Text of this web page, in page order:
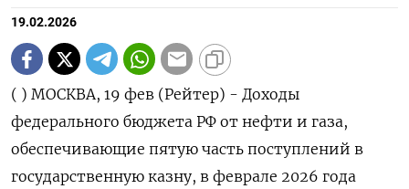
19.02.2026
( ) МОСКВА, 19 фев (Рейтер) - Доходы федерального бюджета РФ от нефти и газа, обеспечивающие пятую часть поступлений в государственную казну, в феврале 2026 года упадут на 0,37 триллиона рублей (-47%) к уровню февраля 2025 года до 0,41 триллиона рублей, показал ‌расчет Рейтер. Снижение нефтегазовых доходов бюджета, которое развивалось в течение 2025 года, обусловлено укреплением курса рубля и снижением международных котировок нефти, определяющих ставки нефтегазовых налогов. Всего за январь-февраль 2026 года нефтегазовые доходы бюджета, как ожидается, составят 0,80 ​триллиона рублей против 1,56 триллиона рублей ​за январь-февраль 2025 года. При этом ​февральские сборы ⁠нефтегазовых налогов вырастут относительно января, по расчетам Рейтер, на 12 миллиардов рублей (+3,1%) - главным ‌образом за счёт отрицательного значения демпфирующей надбавки. В текущем ‌месяце по январскому демпферу нефтяники заплатят государству, а не наоборот, как это обычно происходит. В феврале государству ​причитается около 25 миллиардов по демпферу против 16 миллиардов, полученных нефтяниками в прошлом месяце. Взаиморасчеты ‌по демпферу в феврале будут в пользу государственного бюджета впервые с февраля 2021 года. Смена знака демпферной ​надбавки даст бюджету в общей сложности около 42 миллиардов. Без эффекта обратного демпфера сумма сборов в ‌феврале оказалась бы ниже январского показателя, поскольку основной элемент - налог на добычу полезных ископаемых (НДПИ) для нефтяного сырья в феврале (за январскую добычу) снизится по сравнению с предыдущим месяцем на ​40 миллиардов рублей (-12%) ориентировочно ​до 0,29 триллиона рублей. Суммы ‌по январским нефтегазовым налогам должны быть уплачены в составе единого налогового платежа (ЕНП) не позднее 2 марта. Фактические ​данные о нефтегазовых доходах бюджета в феврале Минфин опубликует в начале марта. Бюджет РФ на 2026 год предполагает поступление нефтегазовых доходов в размере 8,918 триллиона рублей при общей сумме доходов 40,283 триллиона рублей. Ниже приводятся сведения о фактических нефтегазовых доходах федерального бюджета РФ за период январь-декабрь 2025 года и январь 2026 (по данным Минфина), а также предварительная оценка Рейтер налоговых поступлений в феврале 2026 года (в миллиардах рублей): По ян фе ма ап ма ию ию ав се ок но де ян ФЕ фе фе фе фе ∑ ∑ ян ян ка в в р р й н л г н т я к в ВР в/ в/ в в ян ян в- в- за 25 25 25 25 25 25 25 25 25 25 25 25 26 АЛ ян ян 26 26 в- в- фе фе те Ь в в /2 /2 фе фе в в ли 26 26 26 5 5 в в 26 26 г г г +/ % 26 25 /2 /2 - +/ % - г г 5 5 ПР - +/ % ОГ - НО З* - 95 Не 78 77 1. 1. 51 49 78 50 58 88 53 44 39 40 12 3, -3 -4 79 1. -7 -4 фт 9, 1, 08 08 2, 4, 7, 5, 2, 8, 0, 7, 3, 5, ,0 1 66 7, 8, 56 61 8, ег 1 3 1, 5, 7 8 3 0 5 6 9 8 3 3 ,0 5 6 0, ,8 8 аз 3 6 4 ов ые до хо ды , вс ег о На 1. 1. 77 76 64 60 63 67 67 67 65 54 44 41 -3 -6 -6 -6 85 2. -1 -5 ло 04 02 6, 9, 7, 9, 4, 5, 7, 1, 0, 8, 0, 0, 0, ,9 19 0, 0, 07 .2 9, г 9, 9, 5 1 2 4 1 7 2 3 5 8 3 0 3 ,7 2 3 8, 28 1 на 1 7 8 ,5 до бы чу по ле зн ых ис ко па ем ых (Н ДП И) Не 84 86 64 63 53 50 54 57 57 57 53 43 33 29 -3 -1 -5 -6 62 1. -1 -6 фт 0, 8, 6, 3, 2, 6, 3, 9, 8, 4, 0, 0, 1, 2, 9, 2, 76 6, 3, 70 .0 3, ь 4 2 4 6 5 1 4 6 8 6 8 7 9 0 9 0 ,2 4 9 8, 84 5 6 ,7 Га 14 92 77 82 68 58 51 56 55 55 74 76 70 77 6, 8, -1 -1 14 23 -8 -3 з 3, ,7 ,4 ,9 ,0 ,4 ,1 ,3 ,9 ,5 ,8 ,7 ,9 ,0 1 6 5, 6, 7, 6, 8, 7, 8 7 9 9 5 6 5 Га 64 68 52 52 46 44 39 39 42 41 44 41 37 41 3, 9, -2 -4 78 13 -5 -4 зо ,9 ,8 ,7 ,6 ,7 ,9 ,6 ,7 ,5 ,1 ,9 ,5 ,5 ,0 5 3 7, 0, ,5 3, 5, 1, вы 8 4 7 2 3 й ко нд ен са т Эк 73 69 47 17 13 20 25 28 42 38 42 38 40 43 2, 5, -2 -3 83 14 -5 -4 сп ,2 ,1 ,3 ,7 ,9 ,7 ,8 ,4 ,9 ,8 ,4 ,1 ,7 ,0 3 7 6, 7, ,7 2, 8, 1, ор 1 8 3 6 2 тн ая по шл